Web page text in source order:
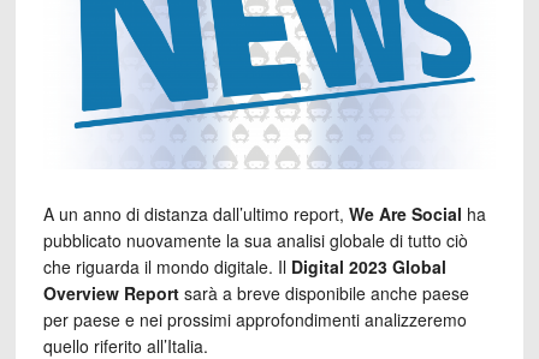
A un anno di distanza dall’ultimo report, We Are Social ha
pubblicato nuovamente la sua analisi globale di tutto ciò
che riguarda il mondo digitale. Il Digital 2023 Global
Overview Reportsarà a breve disponibile anche paese
per paese e nei prossimi approfondimenti analizzeremo
quello riferito all’Italia.